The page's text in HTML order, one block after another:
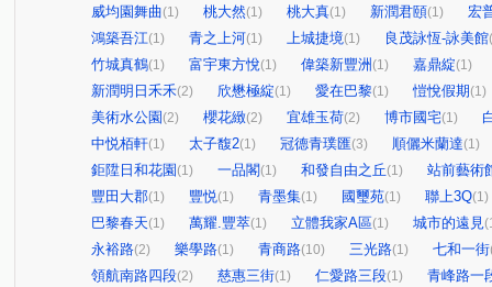
威均園舞曲(1) 桃大然(1) 桃大真(1) 新潤君頤(1)
宏
鴻築吾江(1) 青之上河(1) 上城捷境(1) 良茂詠恆-詠美館
竹城真鶴(1) 富宇東方悅(1) 偉築新豐洲 (1) 嘉鼎綻(1)
新潤明日禾禾(2) 欣懋極綻(1) 愛在巴黎(1) 愷悅假期(1)
美術水公園 (2) 櫻花緻(2) 宜雄玉荷(2) 博市國宅(1)
中悦栢軒(1) 太子馥2(1) 冠德青璞匯(3) 順儷米蘭達(1)
鉅陞日和花園 (1) 一品閣(1) 和發自由之丘(1)
站前藝術
豐田大郡(1) 豐悦(1) 青墨集(1) 國璽苑(1) 聯上3Q(1)
巴黎春天(1) 萬耀.豐萃(1) 立體我家A區(1) 城市的遠見
永裕路(2) 樂學路(1) 青商路(10) 三光路(1) 七和一街
領航南路四段(2) 慈惠三街(1) 仁愛路三段(1)
青峰路一